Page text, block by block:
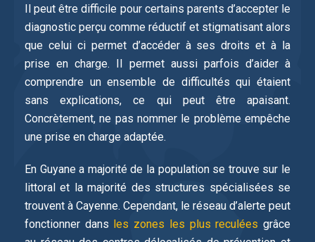
Il peut être difficile pour certains parents d’accepter le
diagnostic perçu comme réductif et stigmatisant alors
que celui ci permet d’accéder à ses droits et à la
prise en charge. Il permet aussi parfois d’aider à
comprendre un ensemble de difficultés qui étaient
sans explications, ce qui peut être apaisant.
Concrètement, ne pas nommer le problème empêche
une prise en charge adaptée.
En Guyane a majorité de la population se trouve sur le
littoral et la majorité des structures spécialisées se
trouvent à Cayenne. Cependant, le réseau d’alerte peut
fonctionner dans les zones les plus reculées grâce